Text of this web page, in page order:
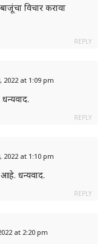
विचार करावा
REPLY
2022 at 1:09 pm
REPLY
2022 at 1:10 pm
धन्यवाद.
REPLY
at 2:20 pm